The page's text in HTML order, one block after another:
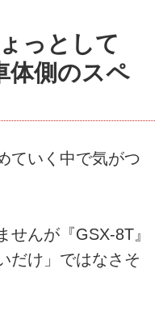
っとして
体側のスペ
ていく中で気がつ
せんが『GSX-8T』
だけ」ではなさそ